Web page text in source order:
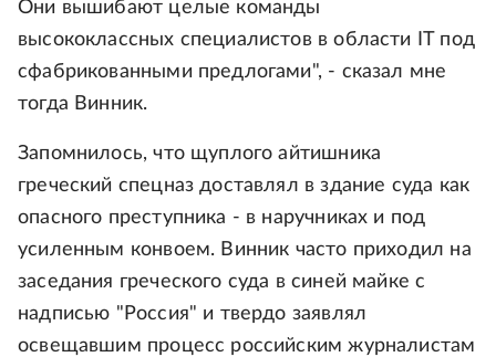
Они вышибают целые команды
высококлассных специалистов в области IT под
сфабрикованными предлогами", - сказал мне
тогда Винник.
Запомнилось, что щуплого айтишника
греческий спецназ доставлял в здание суда как
опасного преступника - в наручниках и под
усиленным конвоем. Винник часто приходил на
заседания греческого суда в синей майке с
надписью "Россия" и твердо заявлял
освещавшим процесс российским журналистам